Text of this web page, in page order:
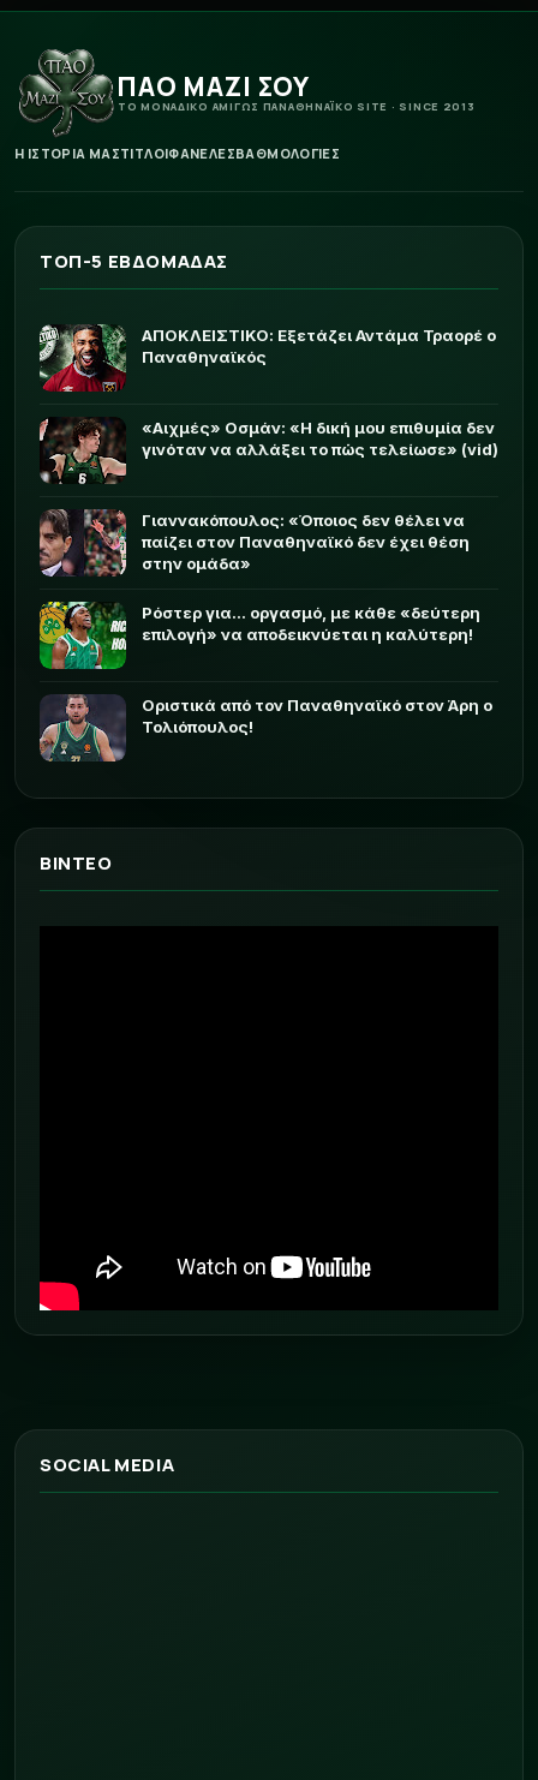
ΠΑΟ ΜΑΖΙ ΣΟΥ
ΤΟ ΜΟΝΑΔΙΚΟ ΑΜΙΓΩΣ ΠΑΝΑΘΗΝΑΪΚΟ SITE · SINCE 2013
Η ΙΣΤΟΡΙΑ ΜΑΣΤΙΤΛΟΙΦΑΝΕΛΕΣΒΑΘΜΟΛΟΓΙΕΣ
ΤΟΠ-5 ΕΒΔΟΜΑΔΑΣ
ΑΠΟΚΛΕΙΣΤΙΚΟ: Εξετάζει Αντάμα Τραορέ ο
Παναθηναϊκός
«Αιχμές» Οσμάν: «Η δική μου επιθυμία δεν
γινόταν να αλλάξει το πώς τελείωσε» (vid)
Γιαννακόπουλος: «Όποιος δεν θέλει να
παίζει στον Παναθηναϊκό δεν έχει θέση
στην ομάδα»
Ρόστερ για... οργασμό, με κάθε «δεύτερη
επιλογή» να αποδεικνύεται η καλύτερη!
Οριστικά από τον Παναθηναϊκό στον Άρη ο
Τολιόπουλος!
ΒΙΝΤΕΟ
SOCIAL MEDIA